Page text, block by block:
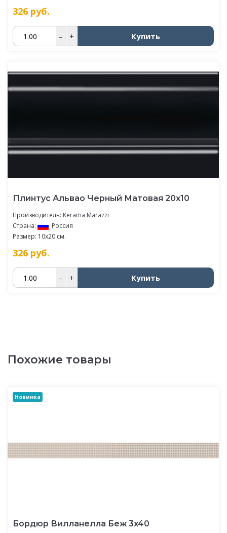
326 руб.
– + Купить
Плинтус Альвао Черный Матовая 20x10
Производитель: Kerama Marazzi
Страна:
Россия
Размер: 10x20 см.
326 руб.
– + Купить
Похожие товары
Новинка
Бордюр Вилланелла Беж 3x40